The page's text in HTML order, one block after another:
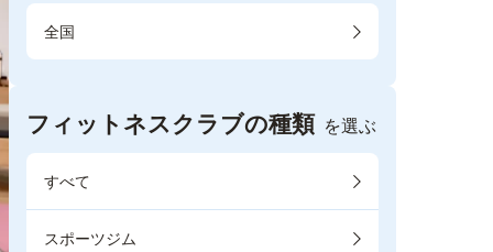
全国
フィットネスクラブの種類 を選ぶ
すべて
スポーツジム